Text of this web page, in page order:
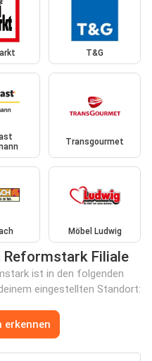
T&G
Transgourmet
Möbel Ludwig
Filiale
ist in den folgenden
eingestellten Standort: